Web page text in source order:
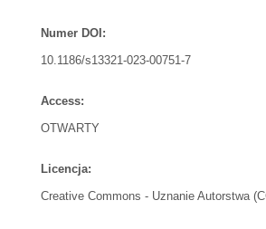
Numer DOI:
10.1186/s13321-023-00751-7
Access:
OTWARTY
Licencja:
Creative Commons - Uznanie Autorstwa